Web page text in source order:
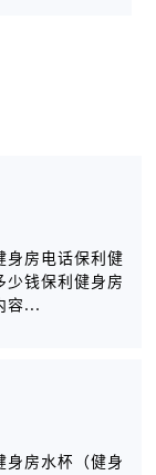
身房电话保利健
少钱保利健身房
容...
身房水杯（健身